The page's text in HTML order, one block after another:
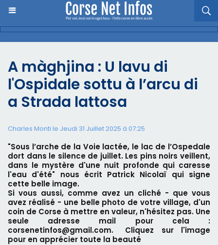
A màghjina : U lavu di
l'Ospidale sottu à l’arcu di
a Strada lattosa
Charles Monti le Jeudi 31 Juillet 2025 à 07:25
"Sous l’arche de la Voie lactée, le lac de l’Ospedale
dort dans le silence de juillet. Les pins noirs veillent,
dans le mystère d'une nuit profonde qui caresse
l'eau d'été" nous écrit Patrick Nicolaï qui signe
cette belle image.
Si vous aussi, comme avez un cliché - que vous
avez réalisé - une belle photo de votre village, d'un
coin de Corse à mettre en valeur, n'hésitez pas. Une
seule adresse mail pour cela :
corsenetinfos@gmail.com. Cliquez sur l'image
pour en apprécier toute la beauté